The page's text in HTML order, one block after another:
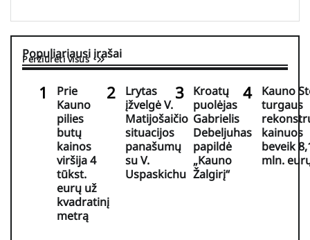
Populiariausi įrašai
Peržiūrėti visus
Prie
Kauno
pilies
butų
kainos
viršija 4
tūkst.
eurų už
kvadratinį
metrą
Lrytas
įžvelgė V.
Matijošaičio
situacijos
panašumų
su V.
Uspaskichu
Kroatų
puolėjas
Gabrielis
Debeljuhas
papildė
„Kauno
Žalgirį“
Kauno
turgaus
kainuos
beveik
mln.